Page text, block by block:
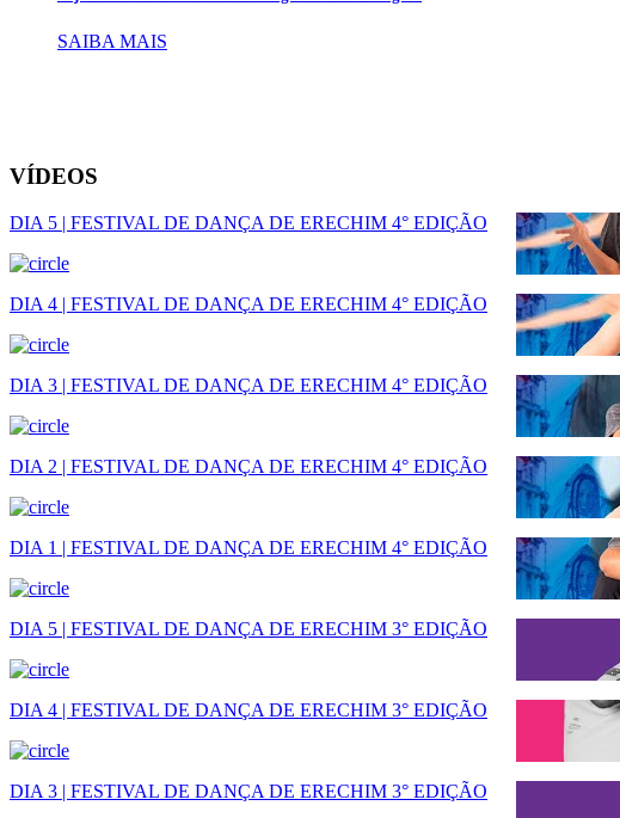
SAIBA MAIS
VÍDEOS
DIA 5 | FESTIVAL DE DANÇA DE ERECHIM 4° EDIÇÃO
DIA 4 | FESTIVAL DE DANÇA DE ERECHIM 4° EDIÇÃO
DIA 3 | FESTIVAL DE DANÇA DE ERECHIM 4° EDIÇÃO
DIA 2 | FESTIVAL DE DANÇA DE ERECHIM 4° EDIÇÃO
DIA 1 | FESTIVAL DE DANÇA DE ERECHIM 4° EDIÇÃO
DIA 5 | FESTIVAL DE DANÇA DE ERECHIM 3° EDIÇÃO
DIA 4 | FESTIVAL DE DANÇA DE ERECHIM 3° EDIÇÃO
DIA 3 | FESTIVAL DE DANÇA DE ERECHIM 3° EDIÇÃO